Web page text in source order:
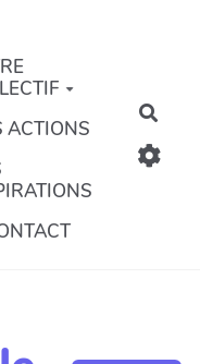
ACTIONS